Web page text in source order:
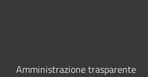
Amministrazione trasparente